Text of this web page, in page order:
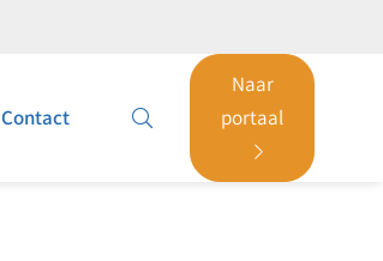
Contact
Naar
portaal